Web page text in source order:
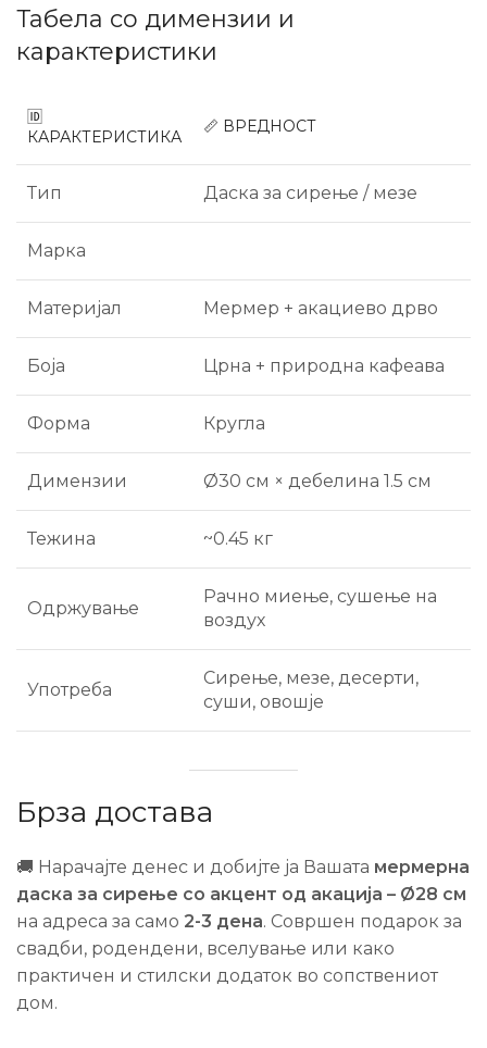
Табела со димензии и
карактеристики
🆔
КАРАКТЕРИСТИКА
📏 ВРЕДНОСТ
Тип Даска за сирење / мезе
Марка
Материјал Мермер + акациево дрво
Боја Црна + природна кафеава
Форма Кругла
Димензии Ø30 см × дебелина 1.5 см
Тежина ~0.45 кг
Одржување
Рачно миење, сушење на
воздух
Употреба
Сирење, мезе, десерти,
суши, овошје
Брза достава
🚚 Нарачајте денес и добијте ја Вашата мермерна
даска за сирење со акцент од акација – Ø28 см
на адреса за само 2-3 дена. Совршен подарок за
свадби, родендени, вселување или како
практичен и стилски додаток во сопствениот
дом.